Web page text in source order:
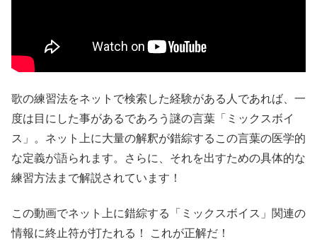
歌の練習法をネットで検索した経験がある人であれば、一
度は目にした事があるであろう謎の言葉「ミックスボイ
ス」。ネット上に大量の解釈が錯綜するこの言葉の医学的
な定義が語られます。さらに、それを出すための具体的な
練習方法まで解説されています！
この動画でネット上に錯綜する「ミックスボイス」関連の
情報に終止符が打たれる！ これが正解だ！